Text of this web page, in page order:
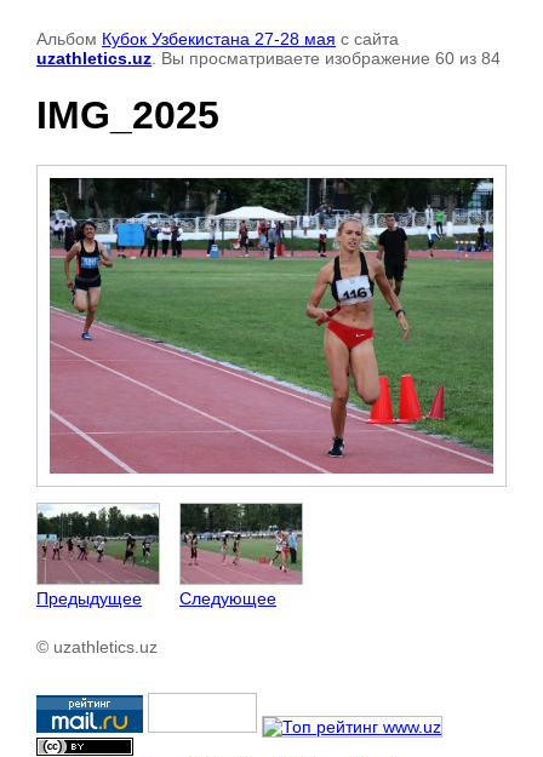
Альбом Кубок Узбекистана 27-28 мая с сайта
uzathletics.uz . Вы просматриваете изображение 60 из 84
IMG_2025
Предыдущее Следующее
© uzathletics.uz